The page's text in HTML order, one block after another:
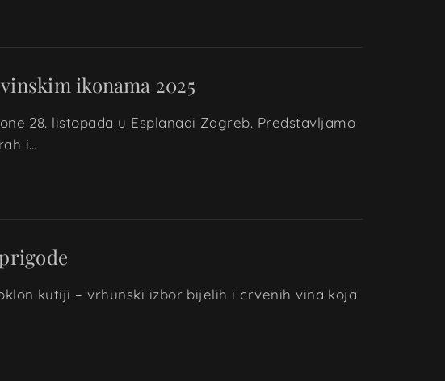
ikonama 2025
28. listopada u Esplanadi Zagreb. Predstavljamo
i…
kutiji – vrhunski izbor bijelih i crvenih vina koja